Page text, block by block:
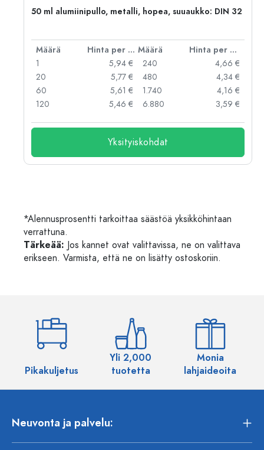
50 ml alumiinipullo, metalli, hopea, suuaukko: DIN 32
Määrä Hinta per kpl Määrä
Hinta per kpl
1
5,94 €
20
5,77 €
60
5,61 €
120
5,46 €
240
4,66 €
480
4,34 €
1.740
4,16 €
6.880
3,59 €
Yksityiskohdat
*Alennusprosentti tarkoittaa säästöä yksikköhintaan
verrattuna.
Tärkeää: Jos kannet ovat valittavissa, ne on valittava
erikseen. Varmista, että ne on lisätty ostoskoriin.
Pikakuljetus
Yli 2,000
tuotetta
Monia
lahjaideoita
Neuvonta ja palvelu: